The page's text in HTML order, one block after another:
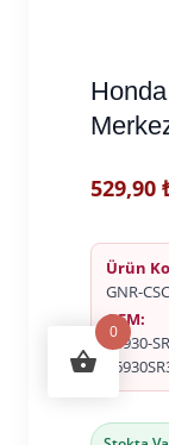
529,90
Ürün
GNR-
OEM:
46930-
0